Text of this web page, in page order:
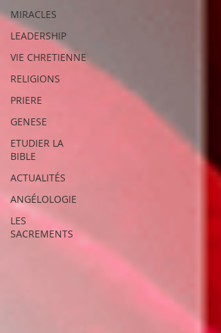
MIRACLES
LEADERSHIP
VIE CHRETIENNE
RELIGIONS
PRIERE
GENESE
ETUDIER LA
BIBLE
ACTUALITÉS
ANGÉLOLOGIE
LES
SACREMENTS